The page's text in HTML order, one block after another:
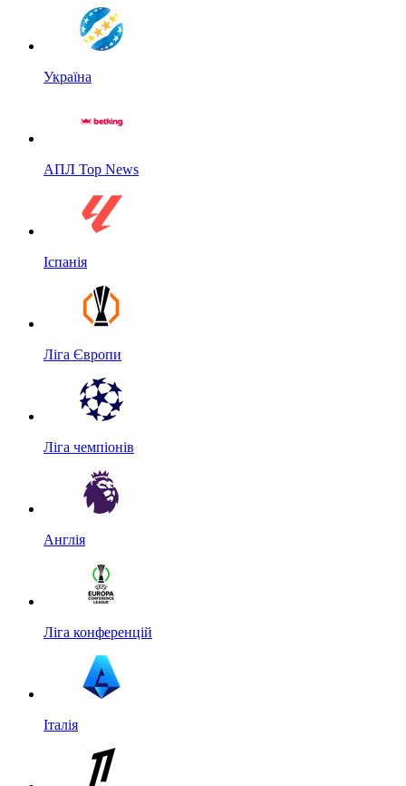
Україна
АПЛ Top News
Іспанія
Ліга Європи
Ліга чемпіонів
Англія
Ліга конференцій
Італія